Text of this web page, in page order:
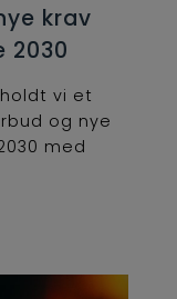
krav
2030
holdt vi et
og nye
med